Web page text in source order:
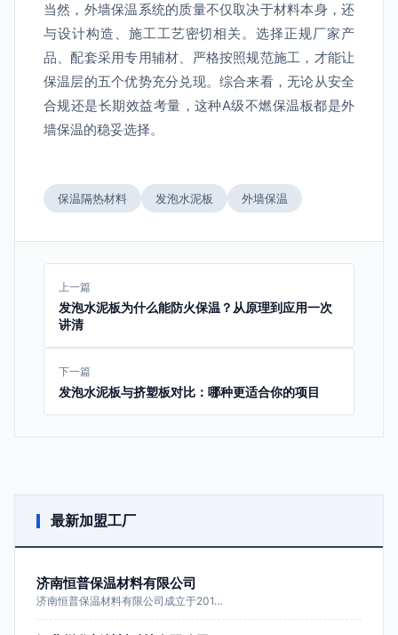
当然，外墙保温系统的质量不仅取决于材料本身，还
与设计构造、施工工艺密切相关。选择正规厂家产
品、配套采用专用辅材、严格按照规范施工，才能让
保温层的五个优势充分兑现。综合来看，无论从安全
合规还是长期效益考量，这种A级不燃保温板都是外
墙保温的稳妥选择。
保温隔热材料 发泡水泥板 外墙保温
上一篇
发泡水泥板为什么能防火保温？从原理到应用一次
讲清
下一篇
发泡水泥板与挤塑板对比：哪种更适合你的项目
最新加盟工厂
济南恒普保温材料有限公司
济南恒普保温材料有限公司成立于201…